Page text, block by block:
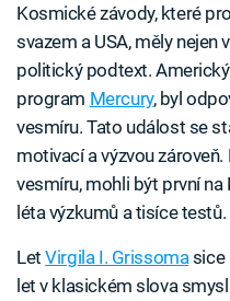
Kosmické závody, které
svazem a USA, měly nejen
politický podtext.
program Mercury, byl
vesmíru. Tato událost se
motivací a výzvou
vesmíru, mohli být první
léta výzkumů a tisíce testů.
LetVirgila I. Grissoma sice
let v klasickém slova